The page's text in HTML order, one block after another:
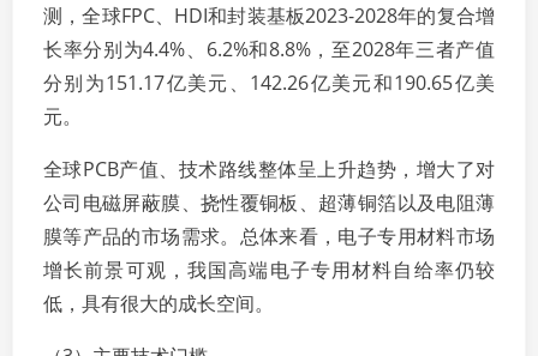
测，全球FPC、HDI和封装基板2023-2028年的复合增
长率分别为4.4%、6.2%和8.8%，至2028年三者产值
分别为151.17亿美元、142.26亿美元和190.65亿美
元。
全球PCB产值、技术路线整体呈上升趋势，增大了对
公司电磁屏蔽膜、挠性覆铜板、超薄铜箔以及电阻薄
膜等产品的市场需求。总体来看，电子专用材料市场
增长前景可观，我国高端电子专用材料自给率仍较
低，具有很大的成长空间。